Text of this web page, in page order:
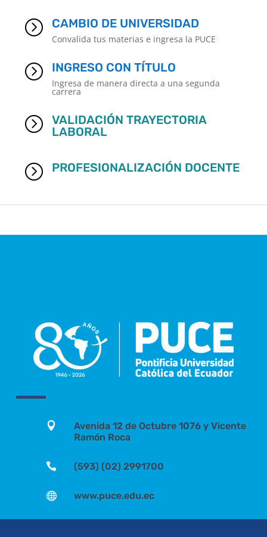
= CAMBIO DE UNIVERSIDAD
Convalida tus materias e ingresa la PUCE
= INGRESO CON TÍTULO
Ingresa de manera directa a una segunda
carrera
=
VALIDACIÓN TRAYECTORIA
LABORAL
= PROFESIONALIZACIÓN DOCENTE

Avenida 12 de Octubre 1076 y Vicente
Ramón Roca
 (593) (02) 2991700
 www.puce.edu.ec